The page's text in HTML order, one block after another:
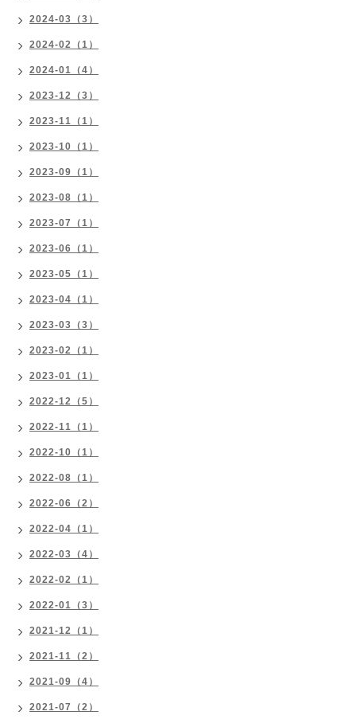
2024-03（3）
2024-02（1）
2024-01（4）
2023-12（3）
2023-11（1）
2023-10（1）
2023-09（1）
2023-08（1）
2023-07（1）
2023-06（1）
2023-05（1）
2023-04（1）
2023-03（3）
2023-02（1）
2023-01（1）
2022-12（5）
2022-11（1）
2022-10（1）
2022-08（1）
2022-06（2）
2022-04（1）
2022-03（4）
2022-02（1）
2022-01（3）
2021-12（1）
2021-11（2）
2021-09（4）
2021-07（2）